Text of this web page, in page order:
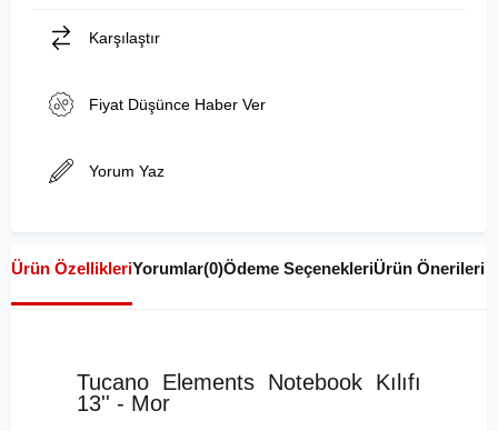
Karşılaştır
Fiyat Düşünce Haber Ver
Yorum Yaz
Ürün ÖzellikleriYorumlar(0)Ödeme SeçenekleriÜrün Önerileri
Tucano Elements Notebook Kılıfı
13'' - Mor